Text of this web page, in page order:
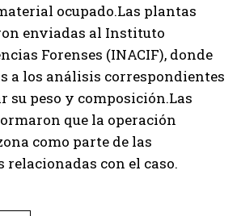
ocupado.Las plantas
enviadas al Instituto
Forenses (INACIF), donde
a los análisis correspondientes
su peso y composición.Las
que la operación
como parte de las
con el caso.